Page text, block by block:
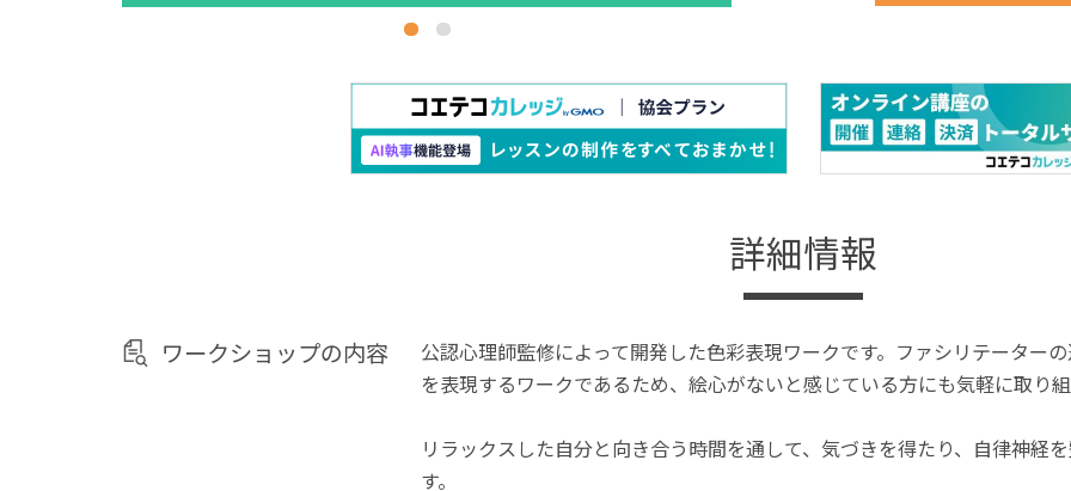
詳細情報
ワークショップの内容
公認心理師監修によって開発した色彩表現ワークです。ファシリテーター
を表現するワークであるため、絵心がないと感じている方にも気軽に取り組
リラックスした自分と向き合う時間を通して、気づきを得たり、自律神経
す。